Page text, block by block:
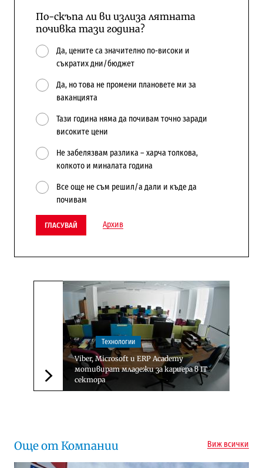
По-скъпа ли ви излиза лятната
почивка тази година?
Да, цените са значително по-високи и
съкратих дни/бюджет
Да, но това не промени плановете ми за
ваканцията
Тази година няма да почивам точно заради
високите цени
Не забелязвам разлика – харча толкова,
колкото и миналата година
Все още не съм решил/а дали и къде да
почивам
ГЛАСУВАЙ Архив
Следваща новина
Технологии
Viber, Microsoft и ERP Academy
мотивират младежи за кариера в IT
сектора
Още от Компании Виж всички